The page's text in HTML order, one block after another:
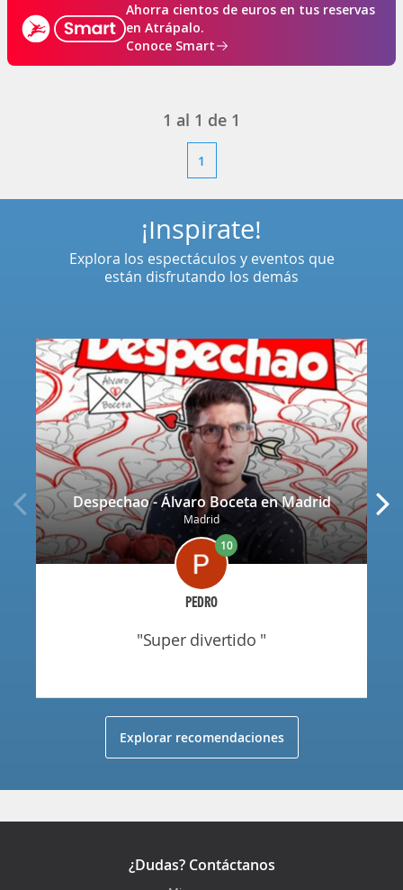
Ahorra cientos de euros en tus reservas
en Atrápalo.
Conoce Smart
1 al 1 de 1
1
Despechao - Álvaro Boceta en Madrid
Madrid
PEDRO
10
"super divertido "
¡Inspírate!
Explora los espectáculos y eventos que
están disfrutando los demás
Explorar recomendaciones
¿Dudas? Contáctanos